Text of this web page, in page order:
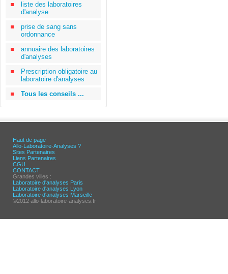
liste des laboratoires
d'analyse
prise de sang sans
ordonnance
annuaire des laboratoires
d'analyses
Prescription obligatoire au
laboratoire d'analyses
Tous les conseils ...
Haut de page
Allo-Laboratoire-Analyses ?
Sites Partenaires
Liens Partenaires
CGU
CONTACT
Grandes villes :
Laboratoire d'analyses Paris
Laboratoire d'analyses Lyon
Laboratoire d'analyses Marseille
©2012 allo-laboratoire-analyses.fr